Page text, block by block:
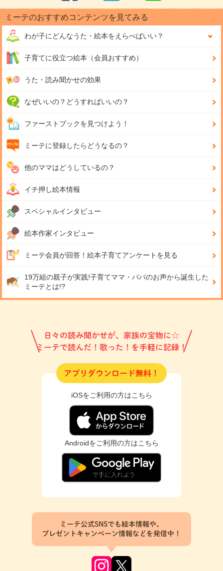
ミーテのおすすめコンテンツを見てみる
わが子にどんなうた・絵本をえらべばいい？
子育てに役立つ絵本（会員おすすめ）
うた・読み聞かせの効果
なぜいいの？どうすればいいの？
ファーストブックを見つけよう！
ミーテに登録したらどうなるの？
他のママはどうしているの？
イチ押し絵本情報
スペシャルインタビュー
絵本作家インタビュー
ミーテ会員が回答！ 絵本子育てアンケートを見る
19万組の親子が実践!子育てママ・パパのお声から誕生した
ミーテとは!?
日々の読み聞かせが、家族の宝物に☆
ミーテで読んだ！歌った！を手軽に記録！
アプリダウンロード無料！
iOSをご利用の方はこちら
Androidをご利用の方はこちら
ミーテ公式SNSでも絵本情報や、
プレゼントキャンペーン情報などを発信中！